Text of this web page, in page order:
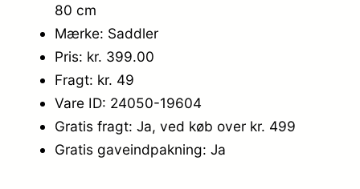
80 cm
Mærke: Saddler
Pris: kr. 399.00
Fragt: kr. 49
Vare ID: 24050-19604
Gratis fragt: Ja, ved køb over kr. 499
Gratis gaveindpakning: Ja